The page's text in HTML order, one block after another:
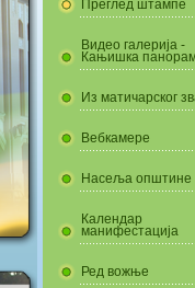
Преглед штампе
Видео галерија -
Кањишка
Из матичарског
Вебкамере
Насеља општине
Календар
манифестација
Ред вожње